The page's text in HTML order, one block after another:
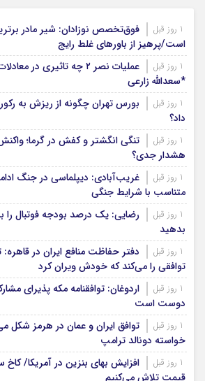
فوق‌تخصص نوزادان: شیر مادر
است/پرهیز از باورهای غلط رایج
عملیات نصر ۲ چه تاثیری
*سعدالله زارعی
بورس تهران چگونه از ریزش به
داد؟
تنگی انگشتر و کفش در گرما؛
هشدار جدی؟
غریب‌آبادی: دیپلماسی در جنگ ادامه
متناسب با شرایط جنگی
رضایی: یک درصد بودجه فوتبال را
بدهید
دفتر حفاظت منافع ایران در
توافقی را می‌کند که خودش ویران کرد
اردوغان: توافقنامه مکه پذیرای
دوست است
توافق ایران و عمان در هرمز شکل
خواسته دونالد ترامپ
افزایش بهای بنزین در آمریکا/
قیمت تلاش می‌کنیم